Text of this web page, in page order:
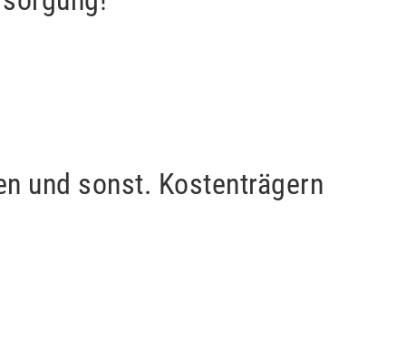
und sonst. Kostenträgern